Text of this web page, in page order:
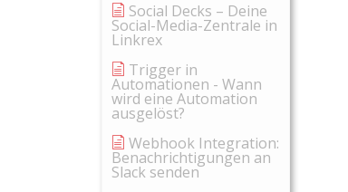
Social Decks – Deine
Social-Media-Zentrale in
Linkrex
Trigger in
Automationen - Wann
wird eine Automation
ausgelöst?
Webhook Integration:
Benachrichtigungen an
Slack senden